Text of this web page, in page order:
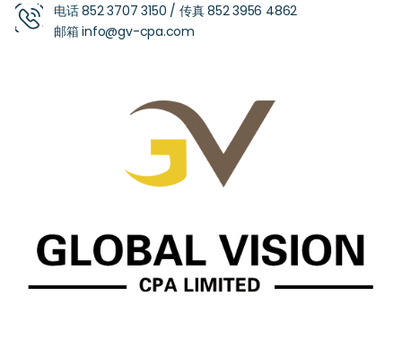
电话852 3707 3150 / 传真852 3956 4862
邮箱info@gv-cpa.com